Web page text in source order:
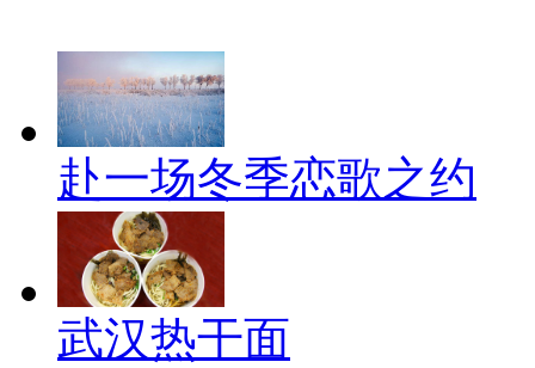
赴一场冬季恋歌之约
武汉热干面